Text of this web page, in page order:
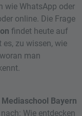
wie WhatsApp oder
online. Die Frage
findet heute auf
zu wissen, wie
man
Mediaschool Bayern
Wie entdecken